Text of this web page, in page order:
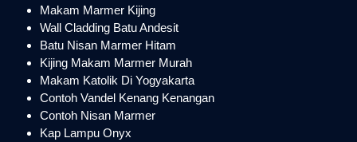
Makam Marmer Kijing
Wall Cladding Batu Andesit
Batu Nisan Marmer Hitam
Kijing Makam Marmer Murah
Makam Katolik Di Yogyakarta
Contoh Vandel Kenang Kenangan
Contoh Nisan Marmer
Kap Lampu Onyx